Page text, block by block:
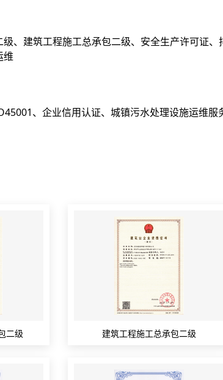
、建筑工程施工总承包二级、安全生产许可证
维
、企业信用认证、城镇污水处理设施运维服
二级 建筑工程施工总承包二级